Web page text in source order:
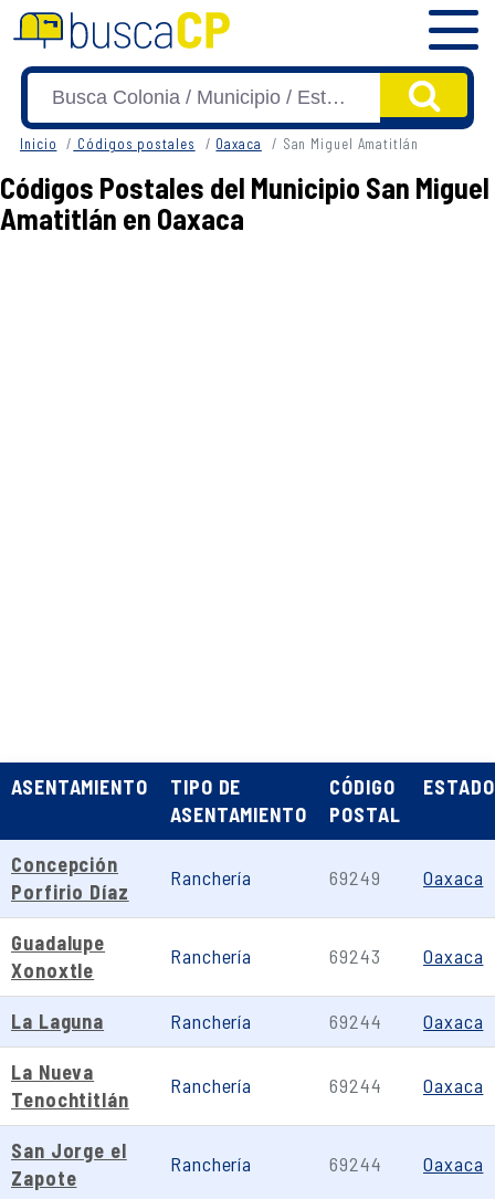
Inicio Códigos postales Oaxaca San Miguel Amatitlán
Códigos Postales del Municipio San Miguel
Amatitlán en Oaxaca
ASENTAMIENTO
TIPO DE
ASENTAMIENTO
CÓDIGO
POSTAL
ESTADO
Concepción
Porfirio Díaz
Ranchería 69249 Oaxaca
Guadalupe
Xonoxtle
Ranchería 69243 Oaxaca
La Laguna Ranchería 69244 Oaxaca
La Nueva
Tenochtitlán
Ranchería 69244 Oaxaca
San Jorge el
Zapote
Ranchería 69244 Oaxaca